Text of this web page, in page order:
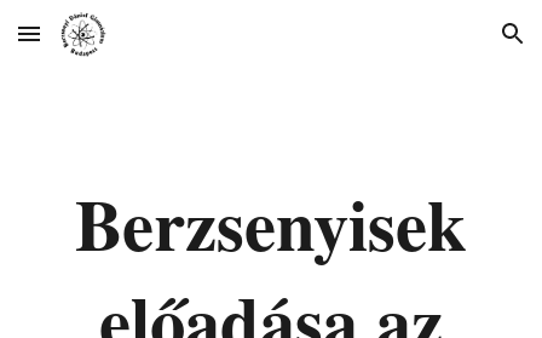
Skip to main content Skip to navigation
Berzsenyisek